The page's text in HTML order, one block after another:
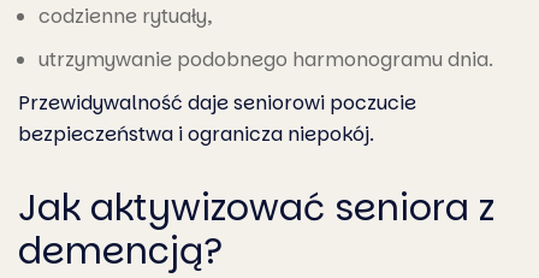
codzienne rytuały,
utrzymywanie podobnego harmonogramu dnia.
Przewidywalność daje seniorowi poczucie
bezpieczeństwa i ogranicza niepokój.
Jak aktywizować seniora z
demencją?